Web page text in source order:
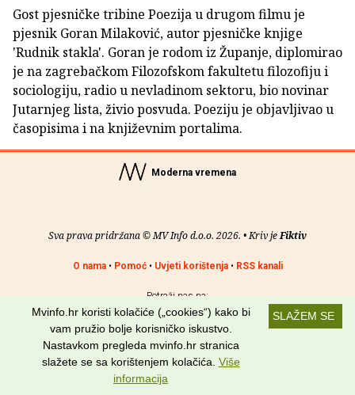
Gost pjesničke tribine Poezija u drugom filmu je
pjesnik Goran Milaković, autor pjesničke knjige
'Rudnik stakla'. Goran je rodom iz Županje, diplomirao
je na zagrebačkom Filozofskom fakultetu filozofiju i
sociologiju, radio u nevladinom sektoru, bio novinar
Jutarnjeg lista, živio posvuda. Poeziju je objavljivao u
časopisima i na književnim portalima.
Moderna vremena
Sva prava pridržana © MV Info d.o.o. 2026. • Kriv jeFiktiv
O nama• Pomoć• Uvjeti korištenja• RSS kanali
Potraži nas na:
SLAŽEM SE
Mvinfo.hr koristi kolačiće („cookies“) kako bi
vam pružio bolje korisničko iskustvo.
Nastavkom pregleda mvinfo.hr stranica
slažete se sa korištenjem kolačića. Više
informacija